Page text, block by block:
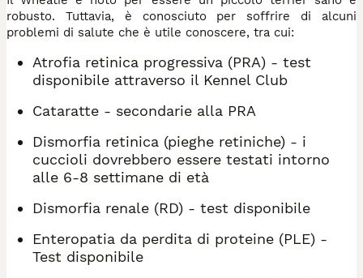
robusto. Tuttavia, è conosciuto per soffrire di alcuni
problemi di salute che è utile conoscere, tra cui:
Atrofia retinica progressiva (PRA) - test
disponibile attraverso il Kennel Club
Cataratte - secondarie alla PRA
Dismorfia retinica (pieghe retiniche) - i
cuccioli dovrebbero essere testati intorno
alle 6-8 settimane di età
Dismorfia renale (RD) - test disponibile
Enteropatia da perdita di proteine (PLE) -
Test disponibile